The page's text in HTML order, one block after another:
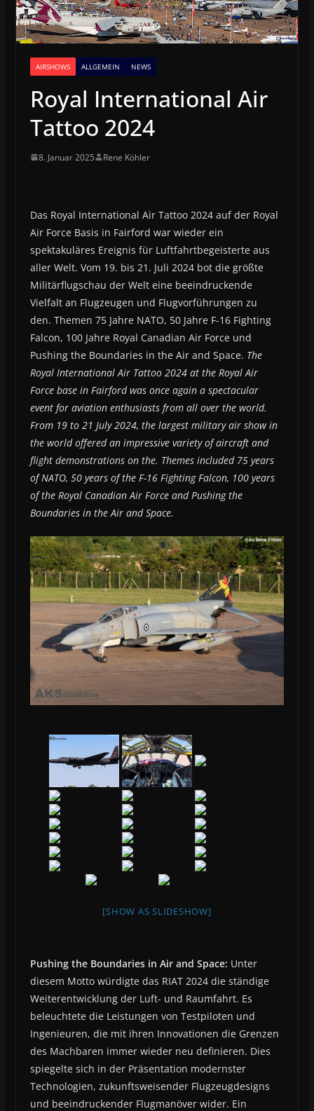
AIRSHOWS ALLGEMEIN NEWS
Royal International Air
Tattoo 2024
8. Januar 2025 Rene Köhler
Das Royal International Air Tattoo 2024 auf der Royal
Air Force Basis in Fairford war wieder ein
spektakuläres Ereignis für Luftfahrtbegeisterte aus
aller Welt. Vom 19. bis 21. Juli 2024 bot die größte
Militärflugschau der Welt eine beeindruckende
Vielfalt an Flugzeugen und Flugvorführungen zu
den. Themen 75 Jahre NATO, 50 Jahre F-16 Fighting
Falcon, 100 Jahre Royal Canadian Air Force und
Pushing the Boundaries in the Air and Space. The
Royal International Air Tattoo 2024 at the Royal Air
Force base in Fairford was once again a spectacular
event for aviation enthusiasts from all over the world.
From 19 to 21 July 2024, the largest military air show in
the world offered an impressive variety of aircraft and
flight demonstrations on the. Themes included 75 years
of NATO, 50 years of the F-16 Fighting Falcon, 100 years
of the Royal Canadian Air Force and Pushing the
Boundaries in the Air and Space.
[SHOW AS SLIDESHOW]
Pushing the Boundaries in Air and Space: Unter
diesem Motto würdigte das RIAT 2024 die ständige
Weiterentwicklung der Luft- und Raumfahrt. Es
beleuchtete die Leistungen von Testpiloten und
Ingenieuren, die mit ihren Innovationen die Grenzen
des Machbaren immer wieder neu definieren. Dies
spiegelte sich in der Präsentation modernster
Technologien, zukunftsweisender Flugzeugdesigns
und beeindruckender Flugmanöver wider. Ein